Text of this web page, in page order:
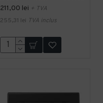
211,00 lei + TVA
255,31 lei TVA inclus